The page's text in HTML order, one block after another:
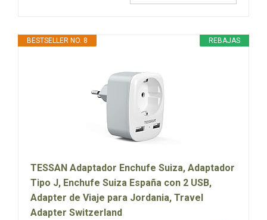
REBAJAS
BESTSELLER NO. 8
TESSAN Adaptador Enchufe Suiza, Adaptador
Tipo J, Enchufe Suiza España con 2 USB,
Adapter de Viaje para Jordania, Travel
Adapter Switzerland